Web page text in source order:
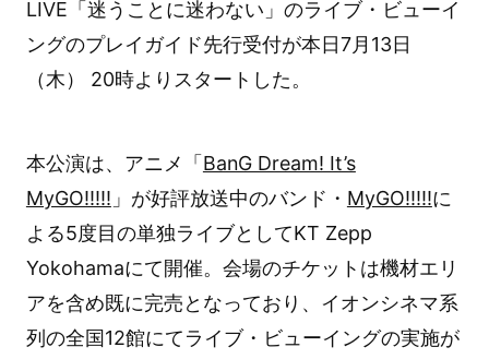
LIVE「迷うことに迷わない」のライブ・ビューイ
ングのプレイガイド先行受付が本日7月13日
（木） 20時よりスタートした。
本公演は、アニメ「 BanG Dream! It’s
MyGO!!!!! 」が好評放送中のバンド・ MyGO!!!!!に
よる5度目の単独ライブとしてKT Zepp
Yokohamaにて開催。会場のチケットは機材エリ
アを含め既に完売となっており、イオンシネマ系
列の全国12館にてライブ・ビューイングの実施が